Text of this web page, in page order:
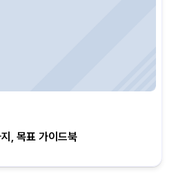
, 목표 가이드북